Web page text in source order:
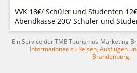
VVK 18€/ Schüler und Studenten 12€
Abendkasse 20€/ Schüler und
Ein Service der TMB Tourismus-Marketing
Informationen zu Reisen, Ausflügen
Brandenburg.